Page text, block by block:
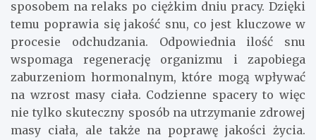
sposobem na relaks po ciężkim dniu pracy. Dzięki
temu poprawia się jakość snu, co jest kluczowe w
procesie odchudzania. Odpowiednia ilość snu
wspomaga regenerację organizmu i zapobiega
zaburzeniom hormonalnym, które mogą wpływać
na wzrost masy ciała. Codzienne spacery to więc
nie tylko skuteczny sposób na utrzymanie zdrowej
masy ciała, ale także na poprawę jakości życia.